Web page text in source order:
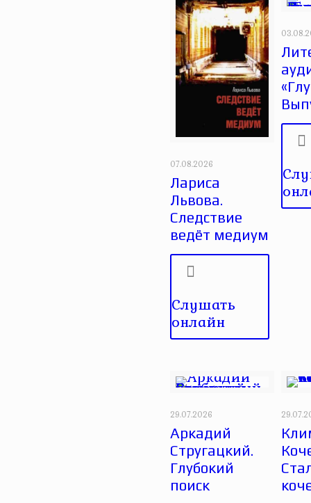
07.08.2026
Лариса
Львова.
Следствие
ведёт медиум
Слушать
онлайн
29.07.2026
Аркадий
Стругацкий.
Глубокий
поиск